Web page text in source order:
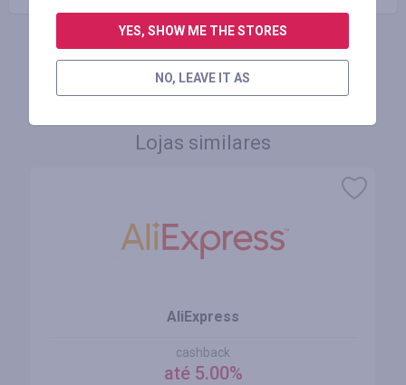
FAÇA LOGIN PARA DEIXAR UM COMENTÁRIO
Lojas similares
AliExpress
cashback
até 5.00%
YES, SHOW ME THE STORES
NO, LEAVE IT AS